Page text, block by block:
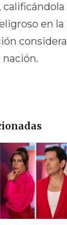
en